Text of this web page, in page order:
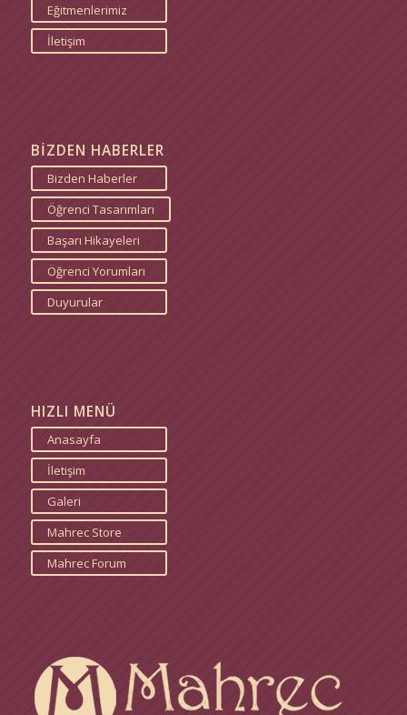
Eğitmenlerimiz
İletişim
BİZDEN HABERLER
Bizden Haberler
Öğrenci Tasarımları
Başarı Hikayeleri
Öğrenci Yorumları
Duyurular
HIZLI MENÜ
Anasayfa
İletişim
Galeri
Mahrec Store
Mahrec Forum